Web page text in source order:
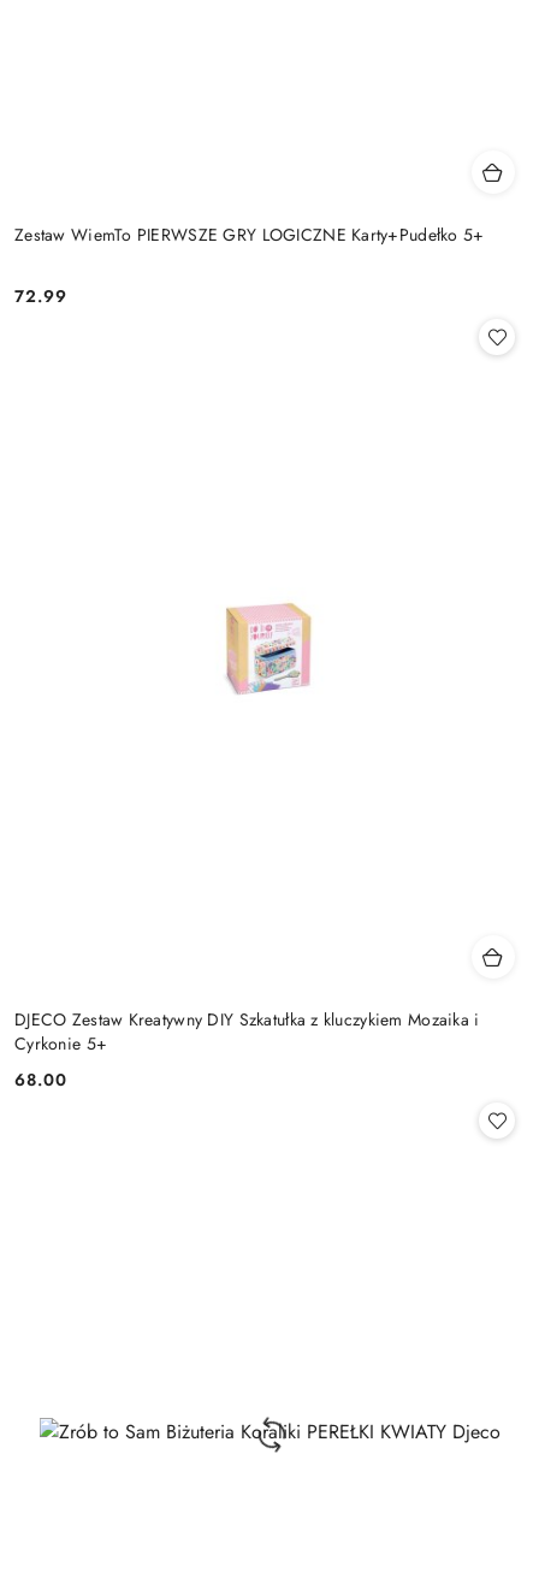
Zestaw WiemTo PIERWSZE GRY LOGICZNE Karty+Pudełko 5+
Cena:
72.99
DJECO Zestaw Kreatywny DIY Szkatułka z kluczykiem Mozaika i
Cyrkonie 5+
Cena:
68.00